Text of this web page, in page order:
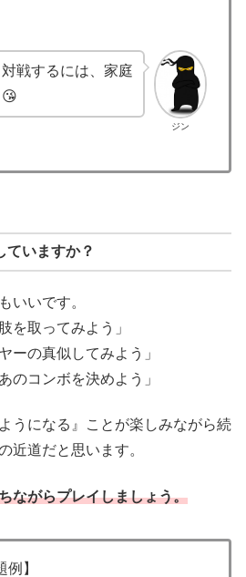
ジン
戦するには、家庭
ていますか？
いいです。
を取ってみよう」
ーの真似してみよう」
のコンボを決めよう」
うになる』ことが楽しみながら続
近道だと思います。
ながらプレイしましょう。
例】